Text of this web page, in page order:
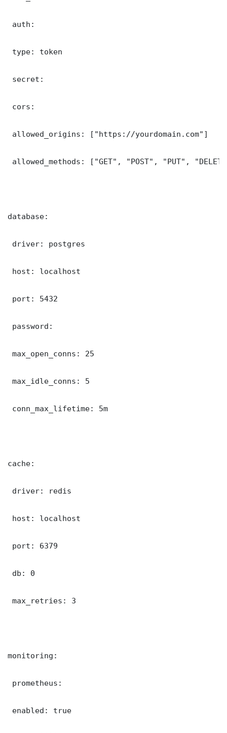
auth:
type: token
secret:
cors:
allowed_origins: ["https://yourdomain.com"]
allowed_methods: ["GET", "POST", "PUT",
database:
driver: postgres
host: localhost
port: 5432
password:
max_open_conns: 25
max_idle_conns: 5
conn_max_lifetime: 5m
cache:
driver: redis
host: localhost
port: 6379
db: 0
max_retries: 3
monitoring:
prometheus:
enabled: true